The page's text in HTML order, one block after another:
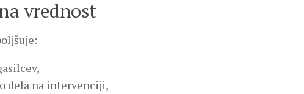
vrednost
dela na intervenciji,